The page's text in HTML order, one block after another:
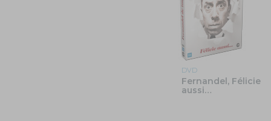
DVD
Fernandel, Félicie
aussi…